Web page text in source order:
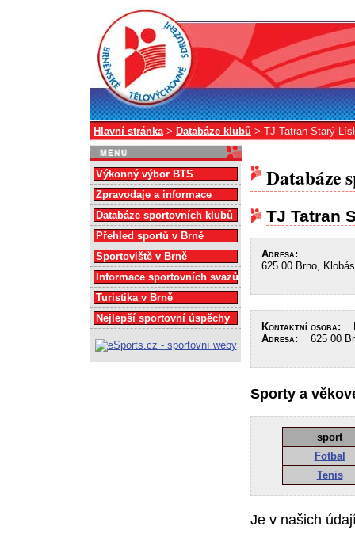
Hlavní stránka> Databáze klubů > TJ Tatran Starý
Databáze
TJ Tatran
Adresa:
625 00 Brno,
Kontaktní osoba:
Adresa: 625 00
Sporty a
sport
Fotbal
Tenis
Je v našich
Výkonný výbor BTS
Zpravodaje a informace
Databáze sportovních klubů
Přehled sportů v Brně
Sportoviště v Brně
Informace sportovních svazů
Turistika v Brně
Nejlepší sportovní úspěchy